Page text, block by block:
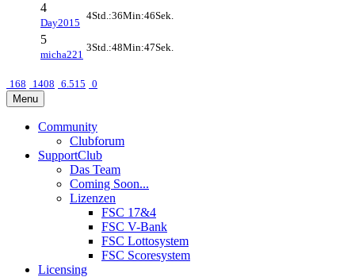
4
Day2015
4Std.:36Min:46Sek.
5
micha221
3Std.:48Min:47Sek.
168 1408 6.515 0
Menu
Community
Clubforum
SupportClub
Das Team
Coming Soon...
Lizenzen
FSC 17&4
FSC V-Bank
FSC Lottosystem
FSC Scoresystem
Licensing